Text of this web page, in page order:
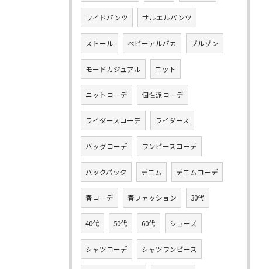
ワイドパンツ サルエルパンツ
ストール ベビーアルパカ ブルゾン
モードカジュアル ニット
ニットコーデ 個性派コーデ
ライダースコーデ ライダース
バッグコーデ ワンピースコーデ
バックパック デニム デニムコーデ
春コーデ 春ファッション 30代
40代 50代 60代 シューズ
シャツコーデ シャツワンピース